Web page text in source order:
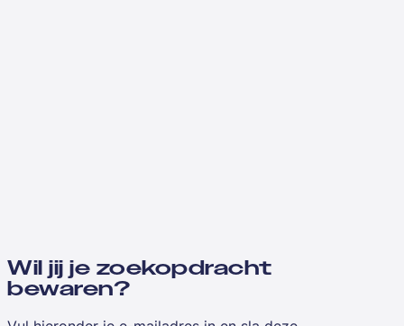
Wil jij je zoekopdracht
bewaren?